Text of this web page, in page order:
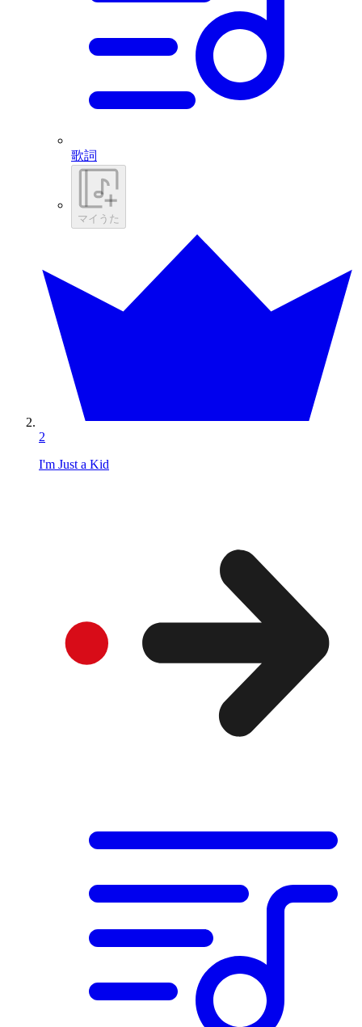
歌詞
マイうた
2
I'm Just a Kid